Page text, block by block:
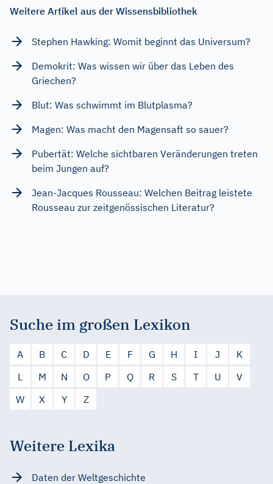
Weitere Artikel aus der Wissensbibliothek
Stephen Hawking: Womit beginnt das Universum?
Demokrit: Was wissen wir über das Leben des
Griechen?
Blut: Was schwimmt im Blutplasma?
Magen: Was macht den Magensaft so sauer?
Pubertät: Welche sichtbaren Veränderungen treten
beim Jungen auf?
Jean-Jacques Rousseau: Welchen Beitrag leistete
Rousseau zur zeitgenössischen Literatur?
Suche im großen Lexikon
A B C D E F G H I J
K
L
M N O P Q R S T U
V
W
X Y Z
Weitere Lexika
Daten der Weltgeschichte